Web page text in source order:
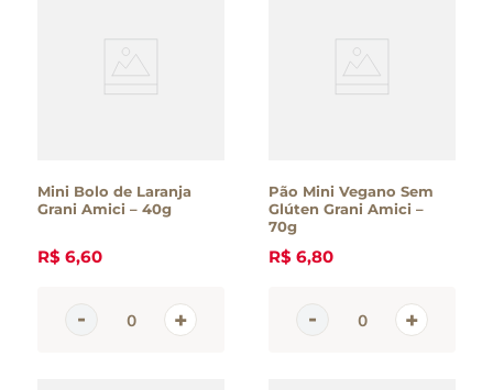
Mini Bolo de Laranja
Grani Amici – 40g
R$ 6,60
Pão Mini Vegano Sem
Glúten Grani Amici –
70g
R$ 6,80